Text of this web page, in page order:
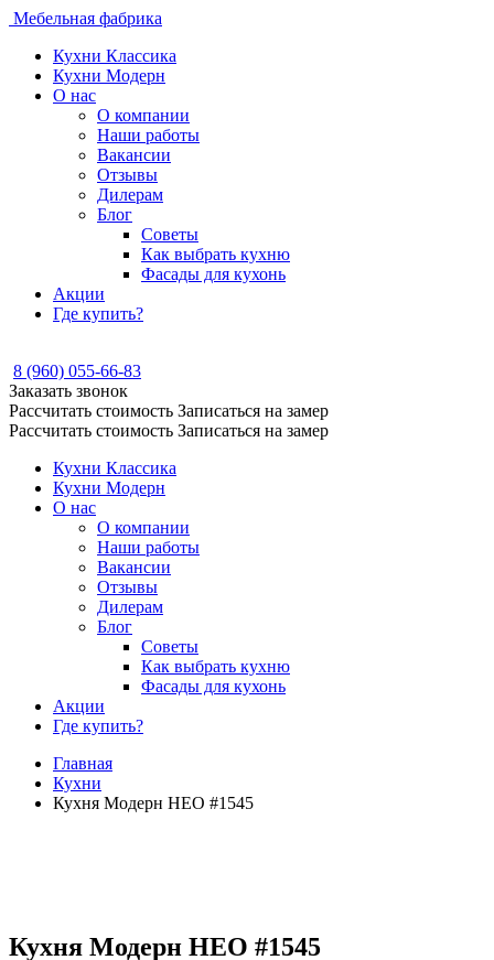
Мебельная фабрика
Кухни Классика
Кухни Модерн
О нас
О компании
Наши работы
Вакансии
Отзывы
Дилерам
Блог
Советы
Как выбрать кухню
Фасады для кухонь
Акции
Где купить?
8 (960) 055-66-83
Заказать звонок
Рассчитать стоимость Записаться на замер
Рассчитать стоимость Записаться на замер
Кухни Классика
Кухни Модерн
О нас
О компании
Наши работы
Вакансии
Отзывы
Дилерам
Блог
Советы
Как выбрать кухню
Фасады для кухонь
Акции
Где купить?
Главная
Кухни
Кухня Модерн НЕО #1545
Кухня Модерн НЕО #1545